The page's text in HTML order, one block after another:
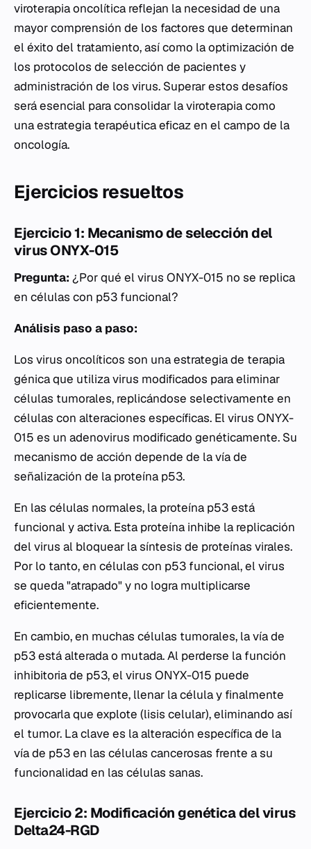
viroterapia oncolítica reflejan la necesidad de una
mayor comprensión de los factores que determinan
el éxito del tratamiento, así como la optimización de
los protocolos de selección de pacientes y
administración de los virus. Superar estos desafíos
será esencial para consolidar la viroterapia como
una estrategia terapéutica eficaz en el campo de la
oncología.
Ejercicios resueltos
Ejercicio 1: Mecanismo de selección del
virus ONYX-015
Pregunta: ¿Por qué el virus ONYX-015 no se replica
en células con p53 funcional?
Análisis paso a paso:
Los virus oncolíticos son una estrategia de terapia
génica que utiliza virus modificados para eliminar
células tumorales, replicándose selectivamente en
células con alteraciones específicas. El virus ONYX-
015 es un adenovirus modificado genéticamente. Su
mecanismo de acción depende de la vía de
señalización de la proteína p53.
En las células normales, la proteína p53 está
funcional y activa. Esta proteína inhibe la replicación
del virus al bloquear la síntesis de proteínas virales.
Por lo tanto, en células con p53 funcional, el virus
se queda "atrapado" y no logra multiplicarse
eficientemente.
En cambio, en muchas células tumorales, la vía de
p53 está alterada o mutada. Al perderse la función
inhibitoria de p53, el virus ONYX-015 puede
replicarse libremente, llenar la célula y finalmente
provocarla que explote (lisis celular), eliminando así
el tumor. La clave es la alteración específica de la
vía de p53 en las células cancerosas frente a su
funcionalidad en las células sanas.
Ejercicio 2: Modificación genética del virus
Delta24-RGD